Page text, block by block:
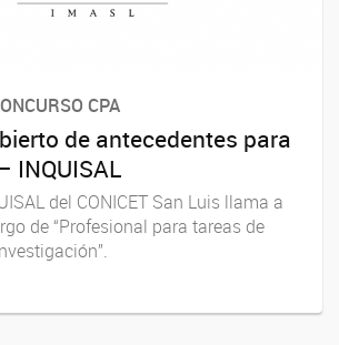
CPA
de antecedentes para
INQUISAL
del CONICET San Luis llama a
de “Profesional para tareas de